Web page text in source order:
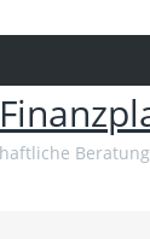
Beratung